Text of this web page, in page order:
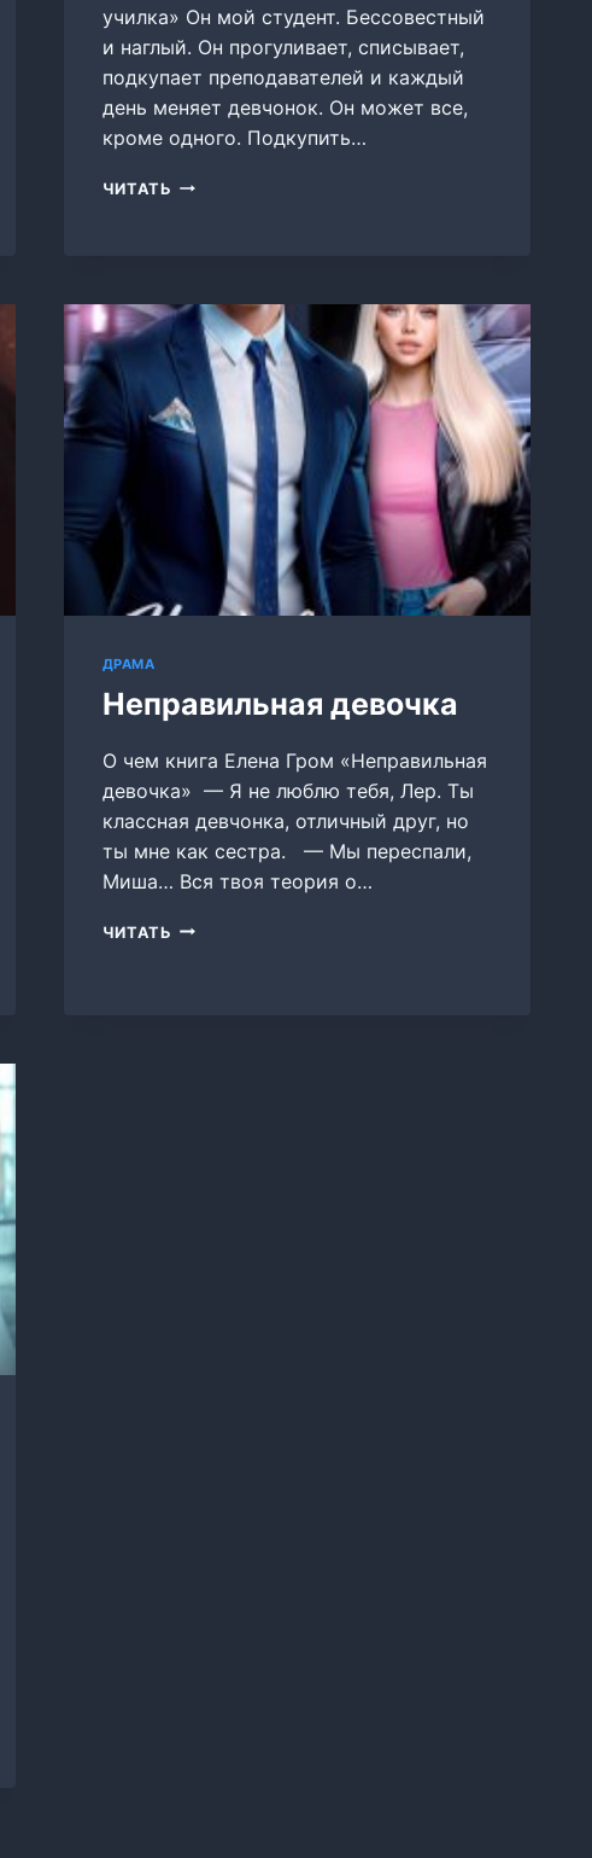
училка» Он мой студент. Бессовестный
и наглый. Он прогуливает, списывает,
подкупает преподавателей и каждый
день меняет девчонок. Он может все,
кроме одного. Подкупить…
ЧИТАТЬ НЕПРАВИЛЬНАЯ
ДРАМА
Неправильная девочка
О чем книга Елена Гром «Неправильная
девочка» — Я не люблю тебя, Лер. Ты
классная девчонка, отличный друг, но
ты мне как сестра. — Мы переспали,
Миша… Вся твоя теория о…
ЧИТАТЬ НЕПРАВИЛЬНАЯ